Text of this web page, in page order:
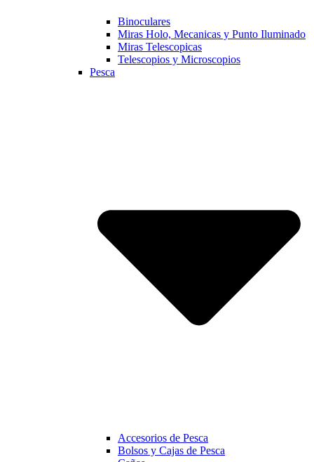
Binoculares
Miras Holo, Mecanicas y Punto Iluminado
Miras Telescopicas
Telescopios y Microscopios
Pesca
Accesorios de Pesca
Bolsos y Cajas de Pesca